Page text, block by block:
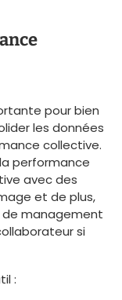
pour bien
les données
collective.
performance
avec des
et de plus,
de management
si
: